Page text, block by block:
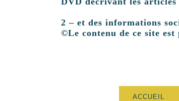
2 – et des informations
©Le contenu de ce site
ACCUEIL